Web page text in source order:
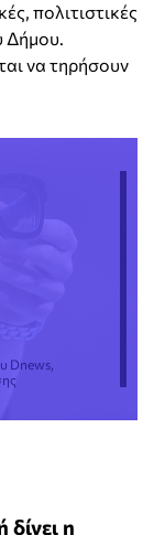
πολιτιστικές
Δήμου.
να τηρήσουν
Dnews,
η